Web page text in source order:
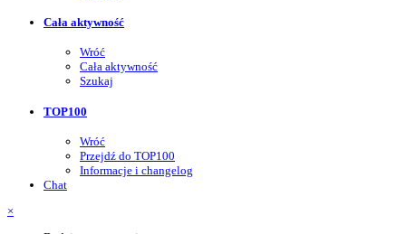
Cała aktywność
Wróć
Cała aktywność
Szukaj
TOP100
Wróć
Przejdź do TOP100
Informacje i changelog
Chat
×